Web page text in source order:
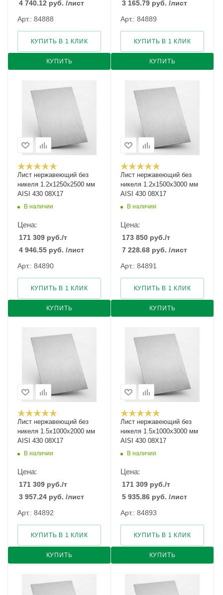
4 740.12 руб. /лист
Арт.: 84888
КУПИТЬ
КУПИТЬ В 1 КЛИК
3 165.79 руб. /лист
Арт.: 84889
КУПИТЬ
КУПИТЬ В 1 КЛИК
Лист нержавеющий без
никеля 1.2х1250х2500 мм
AISI 430 08Х17
В наличии
Цена:
171 309 руб./т
4 946.55 руб. /лист
Арт.: 84890
КУПИТЬ
КУПИТЬ В 1 КЛИК
Лист нержавеющий без
никеля 1.2х1500х3000 мм
AISI 430 08Х17
В наличии
Цена:
173 850 руб./т
7 228.68 руб. /лист
Арт.: 84891
КУПИТЬ
КУПИТЬ В 1 КЛИК
Лист нержавеющий без
никеля 1.5х1000х2000 мм
AISI 430 08Х17
В наличии
Цена:
171 309 руб./т
3 957.24 руб. /лист
Арт.: 84892
КУПИТЬ
КУПИТЬ В 1 КЛИК
Лист нержавеющий без
никеля 1.5х1000х3000 мм
AISI 430 08Х17
В наличии
Цена:
171 309 руб./т
5 935.86 руб. /лист
Арт.: 84893
КУПИТЬ
КУПИТЬ В 1 КЛИК